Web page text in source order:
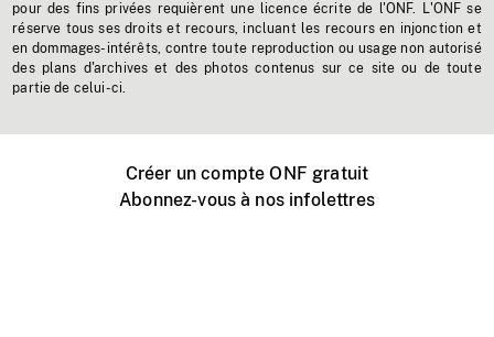
pour des fins privées requièrent une licence écrite de l'ONF. L'ONF se
réserve tous ses droits et recours, incluant les recours en injonction et
en dommages-intérêts, contre toute reproduction ou usage non autorisé
des plans d'archives et des photos contenus sur ce site ou de toute
partie de celui-ci.
Créer un compte ONF gratuit
Abonnez-vous à nos infolettres